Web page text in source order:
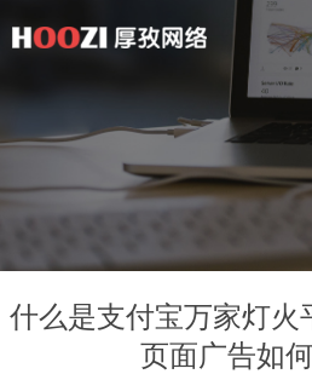
什么是支付宝万家灯火
页面广告如